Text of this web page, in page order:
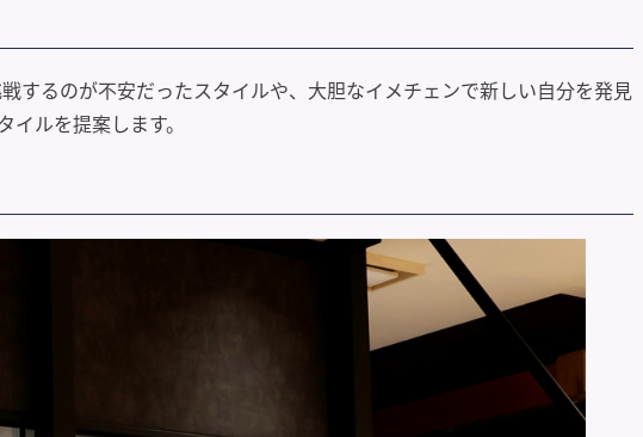
するのが不安だったスタイルや、大胆なイメチェンで新しい自分を発見
ルを提案します。